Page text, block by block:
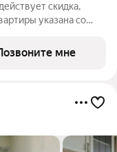
скидка,
указана со
с
мне